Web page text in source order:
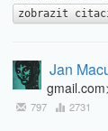
zobrazit
Jan
797 2731